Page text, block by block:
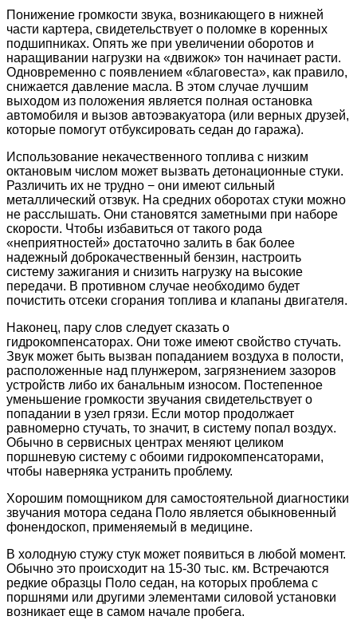
Понижение громкости звука, возникающего в нижней
части картера, свидетельствует о поломке в коренных
подшипниках. Опять же при увеличении оборотов и
наращивании нагрузки на «движок» тон начинает расти.
Одновременно с появлением «благовеста», как правило,
снижается давление масла. В этом случае лучшим
выходом из положения является полная остановка
автомобиля и вызов автоэвакуатора (или верных друзей,
которые помогут отбуксировать седан до гаража).
Использование некачественного топлива с низким
октановым числом может вызвать детонационные стуки.
Различить их не трудно − они имеют сильный
металлический отзвук. На средних оборотах стуки можно
не расслышать. Они становятся заметными при наборе
скорости. Чтобы избавиться от такого рода
«неприятностей» достаточно залить в бак более
надежный доброкачественный бензин, настроить
систему зажигания и снизить нагрузку на высокие
передачи. В противном случае необходимо будет
почистить отсеки сгорания топлива и клапаны двигателя.
Наконец, пару слов следует сказать о
гидрокомпенсаторах. Они тоже имеют свойство стучать.
Звук может быть вызван попаданием воздуха в полости,
расположенные над плунжером, загрязнением зазоров
устройств либо их банальным износом. Постепенное
уменьшение громкости звучания свидетельствует о
попадании в узел грязи. Если мотор продолжает
равномерно стучать, то значит, в систему попал воздух.
Обычно в сервисных центрах меняют целиком
поршневую систему с обоими гидрокомпенсаторами,
чтобы наверняка устранить проблему.
Хорошим помощником для самостоятельной диагностики
звучания мотора седана Поло является обыкновенный
фонендоскоп, применяемый в медицине.
В холодную стужу стук может появиться в любой момент.
Обычно это происходит на 15-30 тыс. км. Встречаются
редкие образцы Поло седан, на которых проблема с
поршнями или другими элементами силовой установки
возникает еще в самом начале пробега.